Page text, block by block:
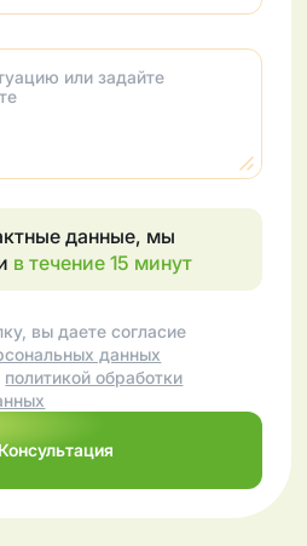
или задайте
данные, мы
в течение 15 минут
вы даете согласие
данных
политикой обработки